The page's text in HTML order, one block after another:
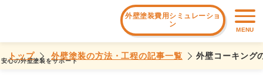
安心の外壁塗装をサポート
外壁塗装費用シミュレーショ
ン
MENU
トップ 外壁塗装の方法・工程の記事一覧 外壁コーキング